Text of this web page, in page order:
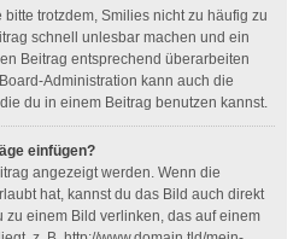
trotzdem, Smilies nicht zu häufig zu
schnell unlesbar machen und ein
Beitrag entsprechend überarbeiten
Administration kann auch die
du in einem Beitrag benutzen kannst.
einfügen?
angezeigt werden. Wenn die
hat, kannst du das Bild auch direkt
zu einem Bild verlinken, das auf einem